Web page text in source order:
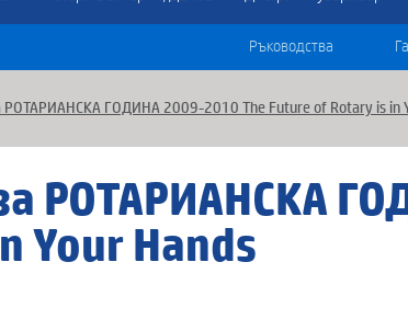
Ръководства
РОТАРИАНСКА ГОДИНА 2009-2010 The Future of Rotary is in
РОТАРИАНСКА
Your Hands